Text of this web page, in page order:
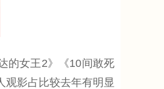
的女王2》《10间敢死
观影占比较去年有明显